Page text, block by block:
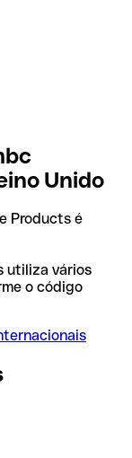
Unido
Products é
utiliza vários
o código